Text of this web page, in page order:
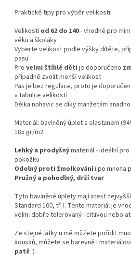
Praktické tipy pro výběr velikosti:
Velikosti od 62 do 140- vhodné pro
věku a školáky
Vyberte velikost podle výšky dítěte,
pasu
Pro velmi štíhlé děti je doporučeno
případně zvolit menší velikost
Pas je bez regulace, proto je
v tabulce velikostí
Délka nohavic se díky manžetám
Materiál: bavlněný úplet s elastanem
185 gr/m2
Lehký a prodyšnýmateriál - ideální
pokožku
Odolný proti žmolkováníi po mnoha
Pružný a pohodlný, drží tvar
Tyto bavlněné úplety mají atest
Standard 100, tř. I. Tento materiál je
velmi dobře tolerovaný i citlivou nebo
Ze stejné látky u mě můžete pořídit
kousků, můžete se barevně i
patě :)